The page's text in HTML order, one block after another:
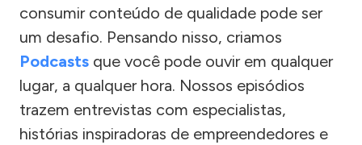
consumir conteúdo de qualidade pode ser
um desafio. Pensando nisso, criamos
Podcasts que você pode ouvir em qualquer
lugar, a qualquer hora. Nossos episódios
trazem entrevistas com especialistas,
histórias inspiradoras de empreendedores e